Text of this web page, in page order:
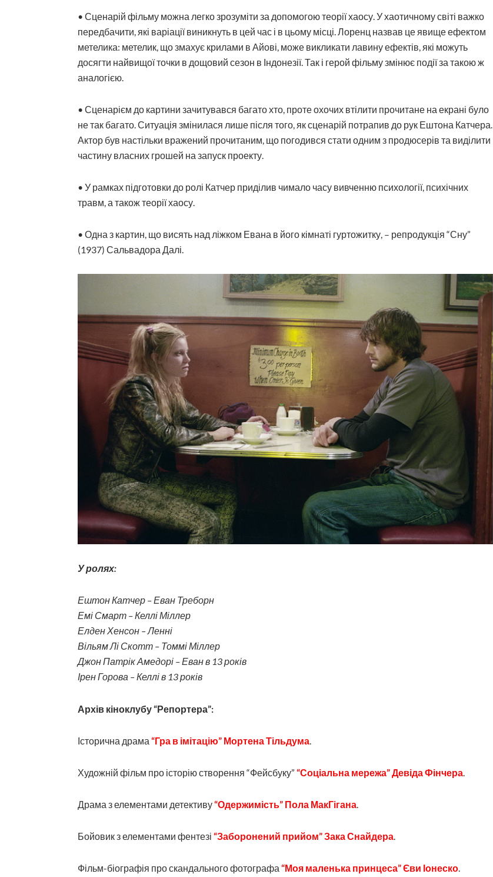
• Сценарій фільму можна легко зрозуміти за допомогою теорії хаосу. У хаотичному світі важко
передбачити, які варіації виникнуть в цей час і в цьому місці. Лоренц назвав це явище ефектом
метелика: метелик, що змахує крилами в Айові, може викликати лавину ефектів, які можуть
досягти найвищої точки в дощовий сезон в Індонезії. Так і герой фільму змінює події за такою ж
аналогією.
• Сценарієм до картини зачитувався багато хто, проте охочих втілити прочитане на екрані було
не так багато. Ситуація змінилася лише після того, як сценарій потрапив до рук Ештона Катчера.
Актор був настільки вражений прочитаним, що погодився стати одним з продюсерів та виділити
частину власних грошей на запуск проекту.
• У рамках підготовки до ролі Катчер приділив чимало часу вивченню психології, психічних
травм, а також теорії хаосу.
• Одна з картин, що висять над ліжком Евана в його кімнаті гуртожитку, – репродукція “Сну”
(1937) Сальвадора Далі.
У ролях:
Ештон Катчер – Еван Треборн
Емі Смарт – Келлі Міллер
Елден Хенсон – Ленні
Вільям Лі Скотт – Томмі Міллер
Джон Патрік Амедорі – Еван в 13 років
Ірен Горова – Келлі в 13 років
Архів кіноклубу “Репортера”:
Історична драма “Гра в імітацію” Мортена Тільдума.
Художній фільм про історію створення “Фейсбуку” “Соціальна мережа” Девіда Фінчера.
Драма з елементами детективу“Одержимість” Пола МакГігана.
Бойовик з елементами фентезі “Заборонений прийом” Зака Снайдера.
Фільм-біографія про скандального фотографа “Моя маленька принцеса” Єви Іонеско.